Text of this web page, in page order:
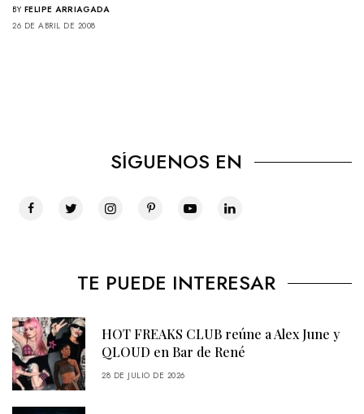
BY FELIPE ARRIAGADA
26 DE ABRIL DE 2008
SÍGUENOS EN
TE PUEDE INTERESAR
HOT FREAKS CLUB reúne a Alex June y
QLOUD en Bar de René
28 DE JULIO DE 2026